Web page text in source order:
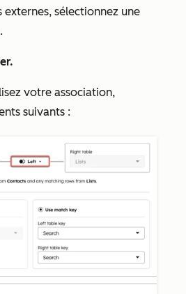
externes, sélectionnez une
.
votre association,
suivants :